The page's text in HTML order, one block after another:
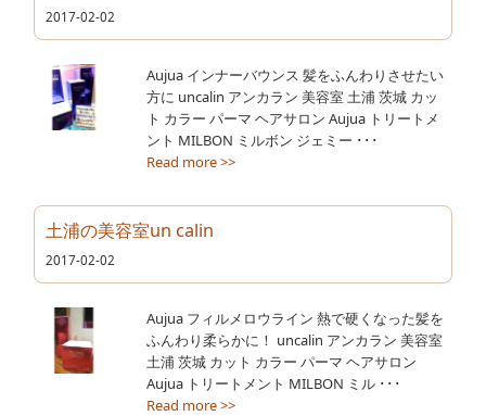
2017-02-02
Aujua インナーバウンス 髪をふんわりさせたい
方に uncalin アンカラン 美容室 土浦 茨城 カッ
ト カラー パーマ ヘアサロン Aujua トリートメ
ント MILBON ミルボン ジェミー ･･･
Read more >>
土浦の美容室un calin
2017-02-02
Aujua フィルメロウライン 熱で硬くなった髪を
ふんわり柔らかに！ uncalin アンカラン 美容室
土浦 茨城 カット カラー パーマ ヘアサロン
Aujua トリートメント MILBON ミル ･･･
Read more >>